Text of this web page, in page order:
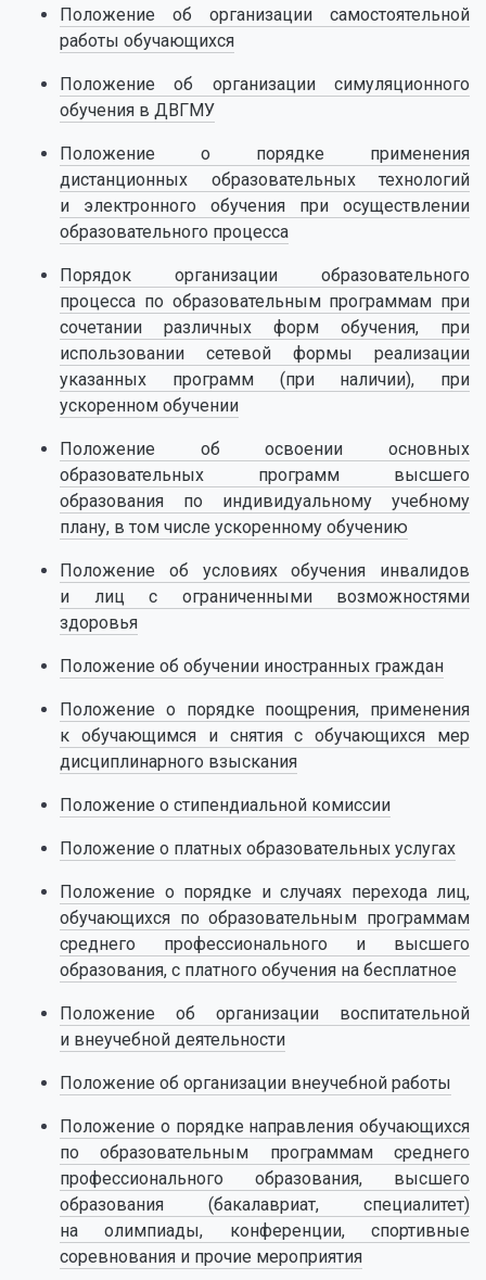
Положение об организации самостоятельной
работы обучающихся
Положение об организации симуляционного
обучения в ДВГМУ
Положение о порядке применения
дистанционных образовательных технологий
и электронного обучения при осуществлении
образовательного процесса
Порядок организации образовательного
процесса по образовательным программам при
сочетании различных форм обучения, при
использовании сетевой формы реализации
указанных программ (при наличии), при
ускоренном обучении
Положение об освоении основных
образовательных программ высшего
образования по индивидуальному учебному
плану, в том числе ускоренному обучению
Положение об условиях обучения инвалидов
и лиц с ограниченными возможностями
здоровья
Положение об обучении иностранных граждан
Положение о порядке поощрения, применения
к обучающимся и снятия с обучающихся мер
дисциплинарного взыскания
Положение о стипендиальной комиссии
Положение о платных образовательных услугах
Положение о порядке и случаях перехода лиц,
обучающихся по образовательным программам
среднего профессионального и высшего
образования, с платного обучения на бесплатное
Положение об организации воспитательной
и внеучебной деятельности
Положение об организации внеучебной работы
Положение о порядке направления обучающихся
по образовательным программам среднего
профессионального образования, высшего
образования (бакалавриат, специалитет)
на олимпиады, конференции, спортивные
соревнования и прочие мероприятия